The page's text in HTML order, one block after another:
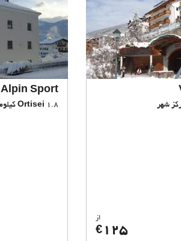
از
€ 125
Alpin Sport
Ortisei 1.8 کیلومتر از مرکز شهر